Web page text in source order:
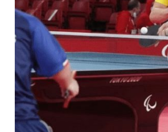
НОВИНИ ЗАХІДНОЇ
ФОТО